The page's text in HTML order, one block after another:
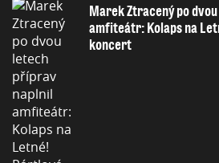
Marek Ztracený po
amfiteátr: Kolaps na
koncert